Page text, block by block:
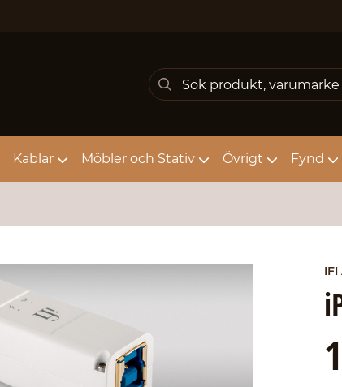
Kablar Möbler och Stativ Övrigt Fynd
IFI